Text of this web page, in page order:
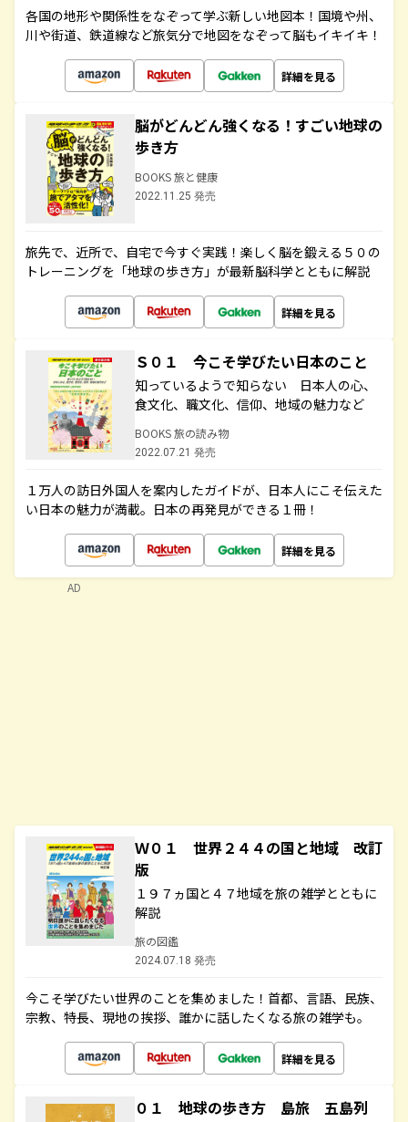
各国の地形や関係性をなぞって学ぶ新しい地図本！国境や州、
川や街道、鉄道線など旅気分で地図をなぞって脳もイキイキ！
詳細を見る
脳がどんどん強くなる！すごい地球の
歩き方
BOOKS 旅と健康
2022.11.25 発売
旅先で、近所で、自宅で今すぐ実践！楽しく脳を鍛える５０の
トレーニングを「地球の歩き方」が最新脳科学とともに解説
詳細を見る
Ｓ０１ 今こそ学びたい日本のこと
知っているようで知らない 日本人の心、
食文化、職文化、信仰、地域の魅力など
BOOKS 旅の読み物
2022.07.21 発売
１万人の訪日外国人を案内したガイドが、日本人にこそ伝えた
い日本の魅力が満載。日本の再発見ができる１冊！
詳細を見る
Ｗ０１ 世界２４４の国と地域 改訂
版
１９７ヵ国と４７地域を旅の雑学とともに
解説
旅の図鑑
2024.07.18 発売
今こそ学びたい世界のことを集めました！首都、言語、民族、
宗教、特長、現地の挨拶、誰かに話したくなる旅の雑学も。
詳細を見る
０１ 地球の歩き方 島旅 五島列
AD